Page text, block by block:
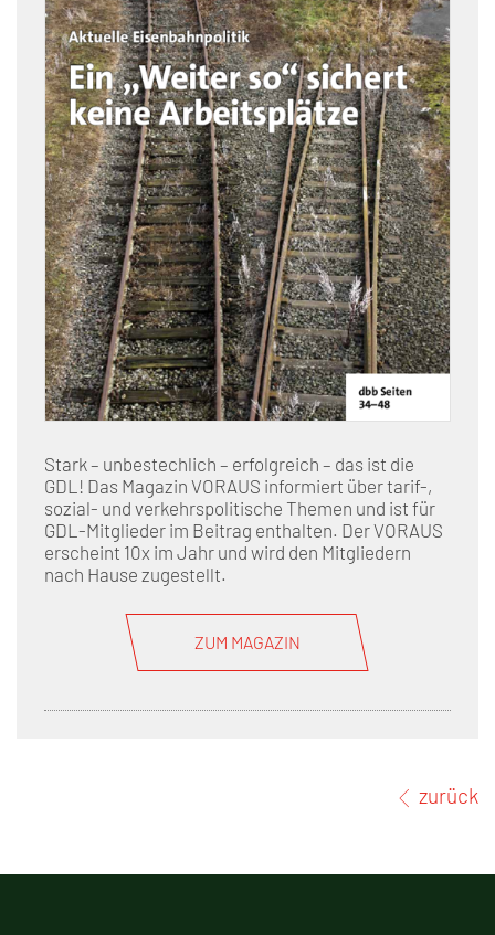
Stark – unbestechlich – erfolgreich – das ist die
GDL! Das Magazin VORAUS informiert über tarif-,
sozial- und verkehrspolitische Themen und ist für
GDL-Mitglieder im Beitrag enthalten. Der VORAUS
erscheint 10x im Jahr und wird den Mitgliedern
nach Hause zugestellt.
ZUM MAGAZIN
zurück